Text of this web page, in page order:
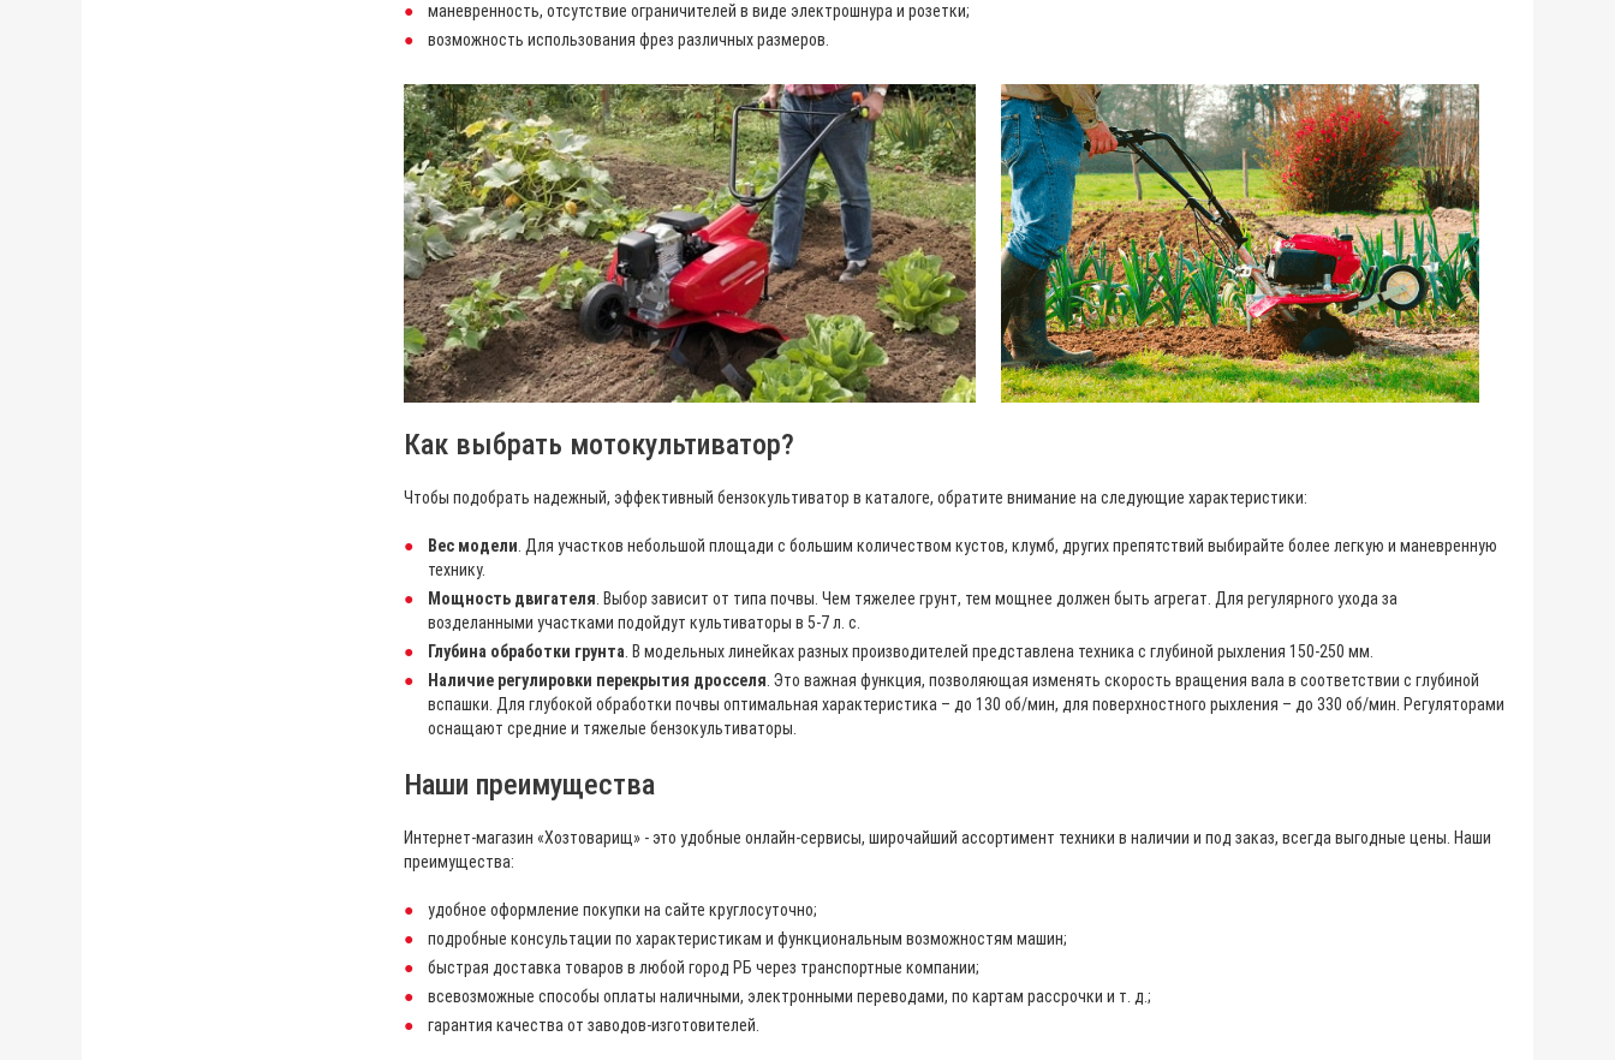
маневренность, отсутствие ограничителей в виде электрошнура и розетки;
возможность использования фрез различных размеров.
Как выбрать мотокультиватор?
Чтобы подобрать надежный, эффективный бензокультиватор в каталоге, обратите внимание на следующие характеристики:
Вес модели . Для участков небольшой площади с большим количеством кустов, клумб, других препятствий выбирайте более легкую и маневренную
технику.
Мощность двигателя . Выбор зависит от типа почвы. Чем тяжелее грунт, тем мощнее должен быть агрегат. Для регулярного ухода за
возделанными участками подойдут культиваторы в 5-7 л. с.
Глубина обработки грунта . В модельных линейках разных производителей представлена техника с глубиной рыхления 150-250 мм.
Наличие регулировки перекрытия дросселя . Это важная функция, позволяющая изменять скорость вращения вала в соответствии с глубиной
вспашки. Для глубокой обработки почвы оптимальная характеристика – до 130 об/мин, для поверхностного рыхления – до 330 об/мин. Регуляторами
оснащают средние и тяжелые бензокультиваторы.
Наши преимущества
Интернет-магазин «Хозтоварищ» - это удобные онлайн-сервисы, широчайший ассортимент техники в наличии и под заказ, всегда выгодные цены. Наши
преимущества:
удобное оформление покупки на сайте круглосуточно;
подробные консультации по характеристикам и функциональным возможностям машин;
быстрая доставка товаров в любой город РБ через транспортные компании;
всевозможные способы оплаты наличными, электронными переводами, по картам рассрочки и т. д.;
гарантия качества от заводов-изготовителей.